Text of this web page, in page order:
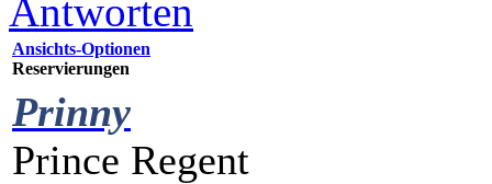
Antworten
Ansichts-Optionen
Reservierungen
Prinny
Prince Regent